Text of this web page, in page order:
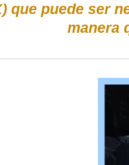
que puede ser
manera